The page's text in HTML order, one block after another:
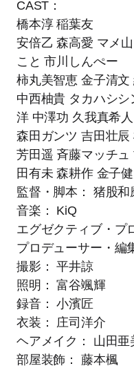
CAST：
橋本淳 稲葉友
安倍⼄ 森⾼愛 マメ
こと 市川しんぺー
柿丸美智恵 ⾦⼦清
中⻄柚貴 タカハシ
洋 中澤功 久我真希
森⽥ガンツ 吉⽥壮
芳⽥遥 ⻫藤マッチ
⽥有未 森耕作 ⾦⼦
監督・脚本： 猪股和
⾳楽： KiQ
エグゼクティブ・プ
プロデューサー・編
撮影： 平井諒
照明： 富⾕颯輝
録⾳： ⼩濱匠
⾐装： 庄司洋介
ヘアメイク： ⼭⽥亜
部屋装飾： 藤本楓